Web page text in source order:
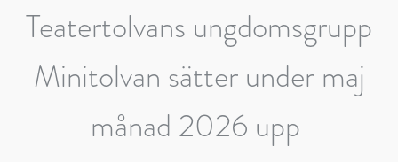
Teatertolvans ungdomsgrupp
Minitolvan sätter under maj
månad 2026 upp